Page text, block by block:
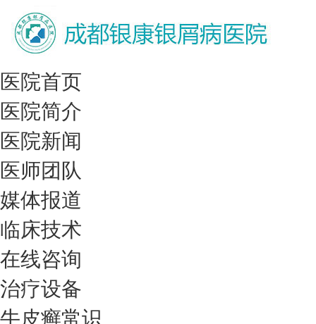
医院首页
医院简介
医院新闻
医师团队
媒体报道
临床技术
在线咨询
治疗设备
牛皮癣常识